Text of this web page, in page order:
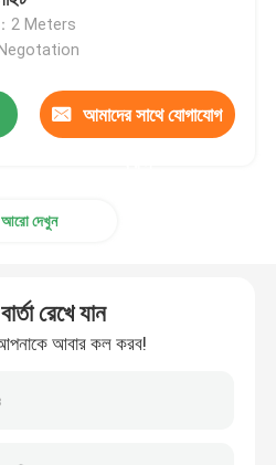
2 Meters
আমাদের সাথে যোগাযোগ
আরো দেখুন
রেখে যান
আবার কল করব!